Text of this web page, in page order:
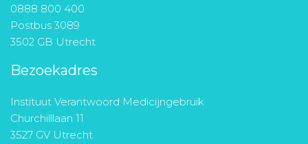
0888 800 400
Postbus 3089
3502 GB Utrecht
Bezoekadres
Instituut Verantwoord Medicijngebruik
Churchilllaan 11
3527 GV Utrecht